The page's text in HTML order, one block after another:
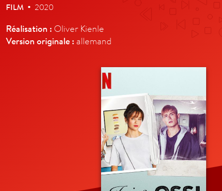
FILM • 2020
Réalisation : Oliver Kienle
Version originale : allemand